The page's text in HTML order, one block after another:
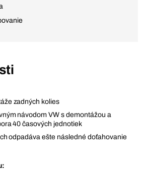
zadných kolies
návodom VW s demontážou a
40 časových jednotiek
odpadáva ešte následné doťahovanie